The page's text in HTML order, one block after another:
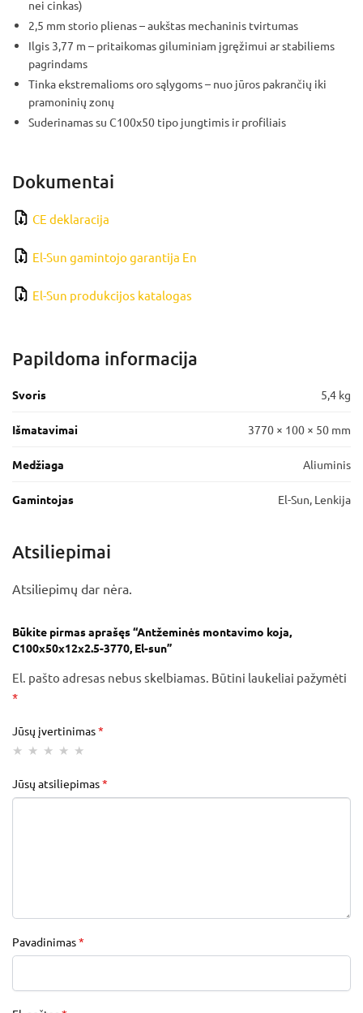
nei cinkas)
2,5 mm storio plienas – aukštas mechaninis tvirtumas
Ilgis 3,77 m – pritaikomas giluminiam įgręžimui ar stabiliems
pagrindams
Tinka ekstremalioms oro sąlygoms – nuo jūros pakrančių iki
pramoninių zonų
Suderinamas su C100x50 tipo jungtimis ir profiliais
Dokumentai
CE deklaracija
El-Sun gamintojo garantija En
El-Sun produkcijos katalogas
Papildoma informacija
Svoris 5,4 kg
Išmatavimai 3770 × 100 × 50 mm
Medžiaga Aliuminis
Gamintojas El-Sun, Lenkija
Atsiliepimai
Atsiliepimų dar nėra.
Būkite pirmas aprašęs “Antžeminės montavimo koja,
C100x50x12x2.5-3770, El-sun”
El. pašto adresas nebus skelbiamas. Būtini laukeliai pažymėti
*
Jūsų įvertinimas*
Jūsų atsiliepimas*
Pavadinimas*